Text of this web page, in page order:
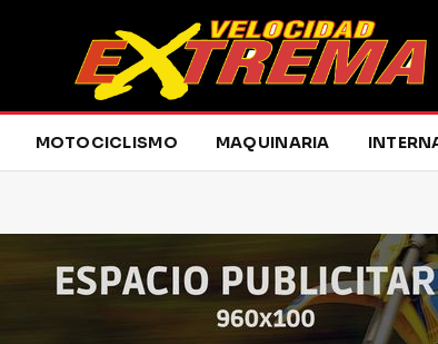
MOTOCICLISMO MAQUINARIA